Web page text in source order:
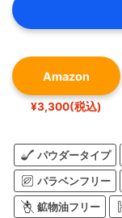
Amazon
¥3,300(税込)
パウダータイプ
パラベンフリー
鉱物油フリー